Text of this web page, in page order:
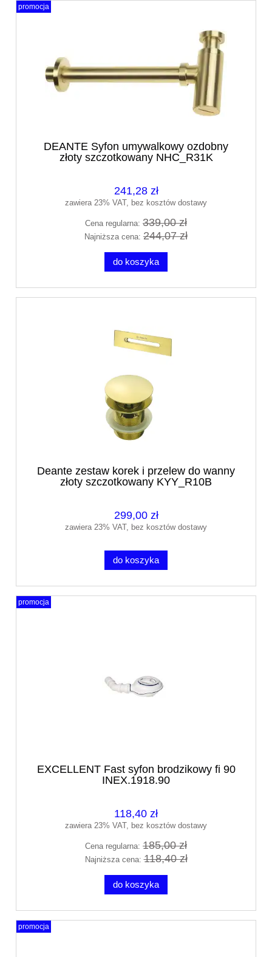
DEANTE Syfon umywalkowy ozdobny
złoty szczotkowany NHC_R31K
241,28 zł
zawiera 23% VAT, bez kosztów dostawy
Cena regularna: 339,00 zł
Najniższa cena: 244,07 zł
do koszyka
promocja
Deante zestaw korek i przelew do wanny
złoty szczotkowany KYY_R10B
299,00 zł
zawiera 23% VAT, bez kosztów dostawy
do koszyka
EXCELLENT Fast syfon brodzikowy fi 90
INEX.1918.90
118,40 zł
zawiera 23% VAT, bez kosztów dostawy
Cena regularna: 185,00 zł
Najniższa cena:118,40 zł
do koszyka
promocja
promocja